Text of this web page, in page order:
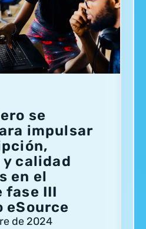
se
impulsar
calidad
en el
fase III
eSource
de 2024